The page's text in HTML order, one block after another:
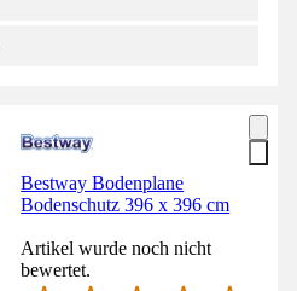
Bestway Bodenplane
Bodenschutz 396 x 396 cm
Artikel wurde noch nicht
bewertet.